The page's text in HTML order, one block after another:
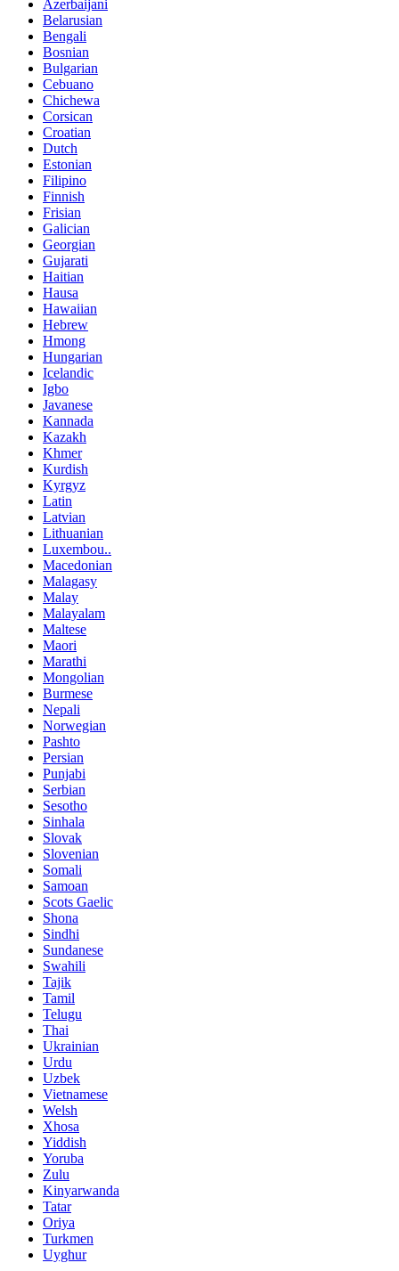
Azerbaijani
Belarusian
Bengali
Bosnian
Bulgarian
Cebuano
Chichewa
Corsican
Croatian
Dutch
Estonian
Filipino
Finnish
Frisian
Galician
Georgian
Gujarati
Haitian
Hausa
Hawaiian
Hebrew
Hmong
Hungarian
Icelandic
Igbo
Javanese
Kannada
Kazakh
Khmer
Kurdish
Kyrgyz
Latin
Latvian
Lithuanian
Luxembou..
Macedonian
Malagasy
Malay
Malayalam
Maltese
Maori
Marathi
Mongolian
Burmese
Nepali
Norwegian
Pashto
Persian
Punjabi
Serbian
Sesotho
Sinhala
Slovak
Slovenian
Somali
Samoan
Scots Gaelic
Shona
Sindhi
Sundanese
Swahili
Tajik
Tamil
Telugu
Thai
Ukrainian
Urdu
Uzbek
Vietnamese
Welsh
Xhosa
Yiddish
Yoruba
Zulu
Kinyarwanda
Tatar
Oriya
Turkmen
Uyghur